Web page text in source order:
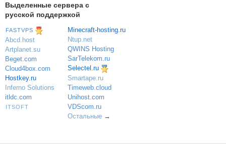
Выделенные сервера с
русской поддержкой
FASTVPS
Abcd.host
Artplanet.su
Beget.com
Cloud4box.com
Hostkey.ru
Inferno Solutions
itldc.com
ITSOFT
Minecraft-hosting.ru
Ntup.net
QWINS Hosting
SarTelekom.ru
Selectel.ru
Smartape.ru
Timeweb.cloud
Unihost.com
VDScom.ru
Остальные→